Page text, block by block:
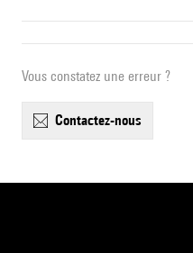
Vous constatez une erreur ?
contactez-nous